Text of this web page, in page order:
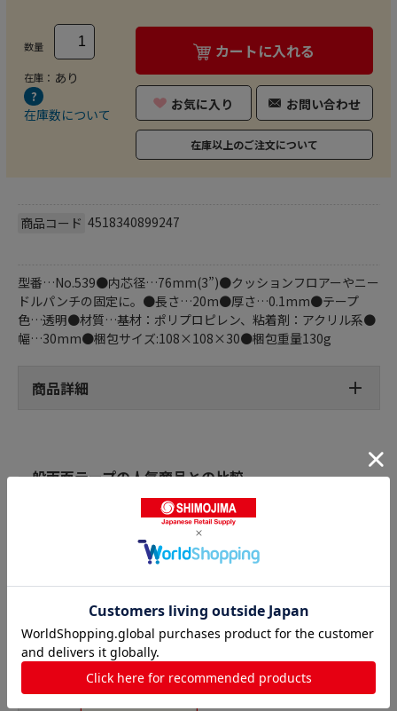
数量
在庫： あり
在庫数について
カートに入れる
お気に入り お問い合わせ
在庫以上のご注文について
商品コード 4518340899247
型番…No.539●内芯径…76mm(3”)●クッションフロアーやニー
ドルパンチの固定に。●長さ…20m●厚さ…0.1mm●テープ
色…透明●材質…基材：ポリプロピレン、粘着剤：アクリル系●
幅…30mm●梱包サイズ:108×108×30●梱包重量130g
商品詳細
一般両面テープの人気商品との比較
商品名
エスコ EA944ME-1 30
mmx20m両面テープ
(クッションフロア用)